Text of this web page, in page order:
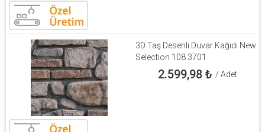
3D Taş Desenli Duvar Kağıdı New
Selection 108 3701
2.599,98₺ / Adet